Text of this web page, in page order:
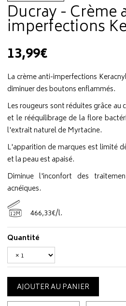
Ducray - Crème
imperfections
13,99€
La crème anti-imperfections
diminuer des boutons enflammés.
Les rougeurs sont réduites grâce
et le rééquilibrage de la flore
l'extrait naturel de Myrtacine.
L'apparition de marques est limité
et la peau est apaisé.
Diminue l'inconfort des
acnéiques.
12M 466,33€/l.
Quantité
AJOUTER AU PANIER